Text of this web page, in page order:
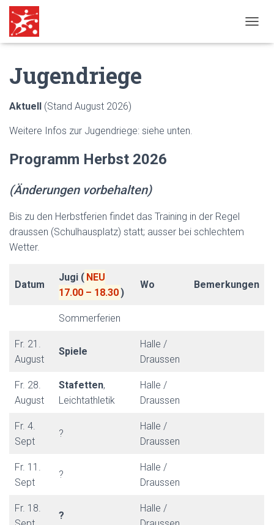
A
Jugendriege
Aktuell (Stand August 2026)
Weitere Infos zur Jugendriege: siehe unten.
Programm Herbst 2026
(Änderungen vorbehalten)
Bis zu den Herbstferien findet das Training in der Regel
draussen (Schulhausplatz) statt; ausser bei schlechtem
Wetter.
Datum
Jugi ( NEU
17.00 – 18.30)
Wo Bemerkungen
Sommerferien
Fr. 21.
August
Spiele
Halle /
Draussen
Fr. 28.
August
Stafetten,
Leichtathletik
Halle /
Draussen
Fr. 4.
Sept
?
Halle /
Draussen
Fr. 11.
Sept
?
Halle /
Draussen
Fr. 18.
?
Halle /